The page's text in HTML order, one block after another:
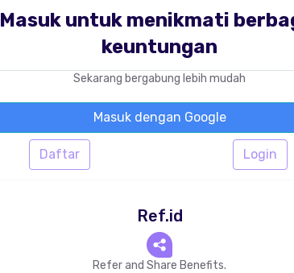
Masuk untuk menikmati
keuntungan
Sekarang bergabung lebih mudah
Masuk dengan Google
Daftar Login
Ref.id
Refer and Share Benefits.